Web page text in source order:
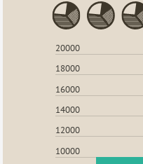
20000
18000
16000
14000
12000
10000